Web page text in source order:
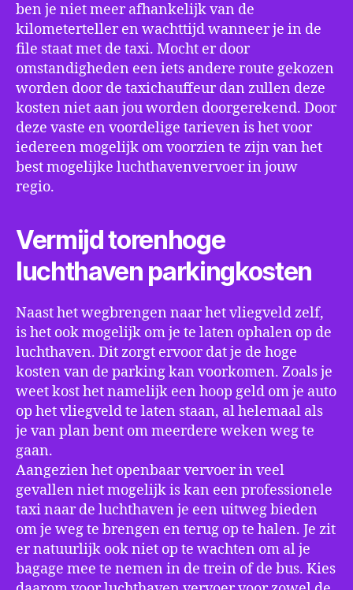
ben je niet meer afhankelijk van de
kilometerteller en wachttijd wanneer je in de
file staat met de taxi. Mocht er door
omstandigheden een iets andere route gekozen
worden door de taxichauffeur dan zullen deze
kosten niet aan jou worden doorgerekend. Door
deze vaste en voordelige tarieven is het voor
iedereen mogelijk om voorzien te zijn van het
best mogelijke luchthavenvervoer in jouw
regio.
Vermijd torenhoge
luchthaven parkingkosten
Naast het wegbrengen naar het vliegveld zelf,
is het ook mogelijk om je te laten ophalen op de
luchthaven. Dit zorgt ervoor dat je de hoge
kosten van de parking kan voorkomen. Zoals je
weet kost het namelijk een hoop geld om je auto
op het vliegveld te laten staan, al helemaal als
je van plan bent om meerdere weken weg te
gaan.
Aangezien het openbaar vervoer in veel
gevallen niet mogelijk is kan een professionele
taxi naar de luchthaven je een uitweg bieden
om je weg te brengen en terug op te halen. Je zit
er natuurlijk ook niet op te wachten om al je
bagage mee te nemen in de trein of de bus. Kies